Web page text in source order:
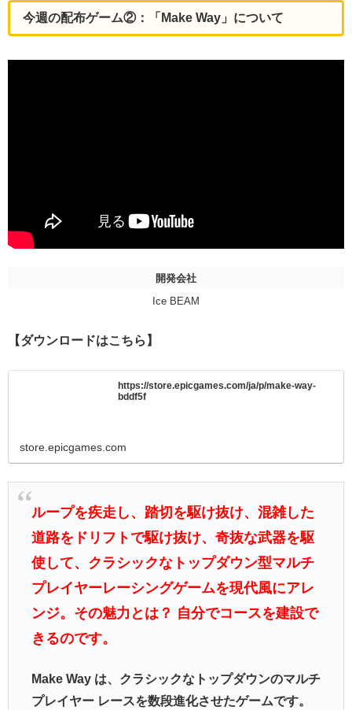
今週の配布ゲーム②：「Make Way」について
開発会社
Ice BEAM
【ダウンロードはこちら】
https://store.epicgames.com/ja/p/make-way-
bddf5f
store.epicgames.com
ループを疾走し、踏切を駆け抜け、混雑した
道路をドリフトで駆け抜け、奇抜な武器を駆
使して、クラシックなトップダウン型マルチ
プレイヤーレーシングゲームを現代風にアレ
ンジ。その魅力とは？ 自分でコースを建設で
きるのです。
Make Way は、クラシックなトップダウンのマルチ
プレイヤー レースを数段進化させたゲームです。